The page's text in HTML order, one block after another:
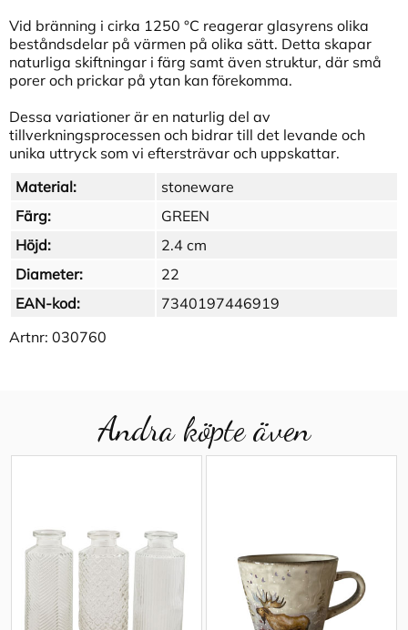
Vid bränning i cirka 1250 °C reagerar glasyrens olika
beståndsdelar på värmen på olika sätt. Detta skapar
naturliga skiftningar i färg samt även struktur, där små
porer och prickar på ytan kan förekomma.
Dessa variationer är en naturlig del av
tillverkningsprocessen och bidrar till det levande och
unika uttryck som vi eftersträvar och uppskattar.
Material:
stoneware
Färg:
GREEN
Höjd:
2.4 cm
Diameter:
22
EAN-kod:
7340197446919
Artnr: 030760
Andra köpte även